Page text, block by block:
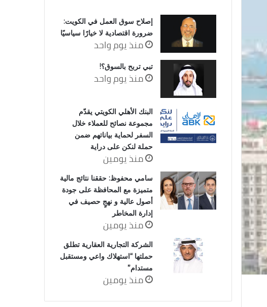
إصلاح سوق العمل في الكويت:
ضرورة اقتصادية لا خيارًا سياسيًا
منذ يوم واحد
تبي تربح بالسوق؟!
منذ يوم واحد
البنك الأهلي الكويتي يقدّم
مجموعة نصائح للعملاء خلال
السفر لحماية بياناتهم ضمن
حملة لنكن على دراية
منذ يومين
سامي محفوظ: حققنا نتائج مالية
متميزة مع المحافظة على جودة
أصول عالية و نهجٍ حصيف في
إدارة المخاطر
منذ يومين
الشركة التجارية العقارية تطلق
حملتها “استهلاك واعي ومستقبل
مستدام”
منذ يومين